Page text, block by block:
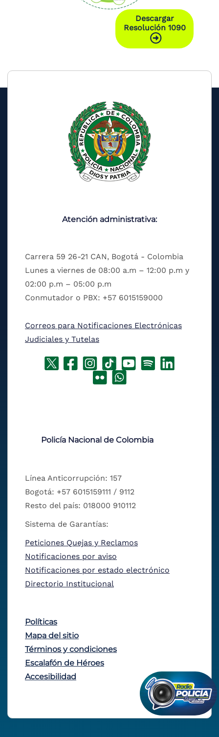
Descargar
Resolución 1090
Atención administrativa:
Carrera 59 26-21 CAN, Bogotá - Colombia
Lunes a viernes de 08:00 a.m – 12:00 p.m y
02:00 p.m – 05:00 p.m
Conmutador o PBX: +57 6015159000
Correos para Notificaciones Electrónicas
Judiciales y Tutelas
Policía Nacional de Colombia
Línea Anticorrupción: 157
Bogotá: +57 6015159111 / 9112
Resto del país: 018000 910112
Sistema de Garantías:
Peticiones Quejas y Reclamos
Notificaciones por aviso
Notificaciones por estado electrónico
Directorio Institucional
Políticas
Mapa del sitio
Términos y condiciones
Escalafón de Héroes
Accesibilidad